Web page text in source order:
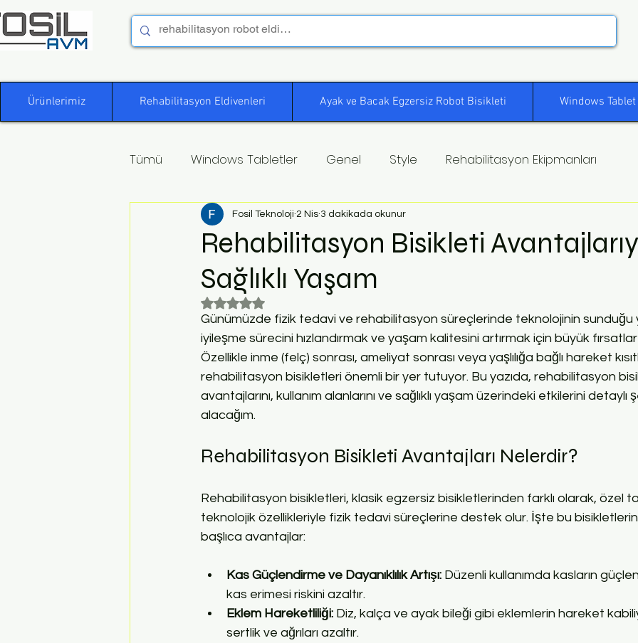
Ürünlerimiz Rehabilitasyon Eldivenleri Ayak ve Bacak Egzersiz Robot Bisikleti Windows Tablet
Tümü Windows Tabletler Genel Style Rehabilitasyon Ekipmanları
Rehabilitasyon Bisikleti
Sağlıklı Yaşam
Fosil Teknoloji 2 Nis 3 dakikada okunur
5 üzerinden NaN yıldız
Günümüzde fizik tedavi ve rehabilitasyon süreçlerinde teknolojinin sunduğu
iyileşme sürecini hızlandırmak ve yaşam kalitesini artırmak için büyük
Özellikle inme (felç) sonrası, ameliyat sonrası veya yaşlılığa bağlı hareket
rehabilitasyon bisikletleri önemli bir yer tutuyor. Bu yazıda, rehabilitasyon
avantajlarını, kullanım alanlarını ve sağlıklı yaşam üzerindeki etkilerini detaylı
alacağım.
Rehabilitasyon Bisikleti Avantajları Nelerdir?
Rehabilitasyon bisikletleri, klasik egzersiz bisikletlerinden farklı olarak, özel
teknolojik özellikleriyle fizik tedavi süreçlerine destek olur. İşte bu bisikletlerin
başlıca avantajlar:
Kas Güçlendirme ve Dayanıklılık Artışı: Düzenli kullanımda kasların
kas erimesi riskini azaltır.
Eklem Hareketliliği: Diz, kalça ve ayak bileği gibi eklemlerin hareket
sertlik ve ağrıları azaltır.